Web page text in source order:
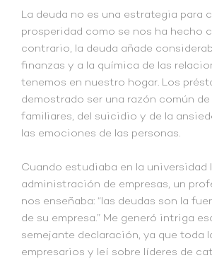
La deuda no es una estrategia para
prosperidad como se nos ha hecho
contrario, la deuda añade
finanzas y a la química de las
tenemos en nuestro hogar. Los
demostrado ser una razón común
familiares, del suicidio y de la
las emociones de las personas.
Cuando estudiaba en la universidad
administración de empresas, un
nos enseñaba: “las deudas son la
de su empresa.” Me generó intriga
semejante declaración, ya que toda
empresarios y leí sobre líderes de